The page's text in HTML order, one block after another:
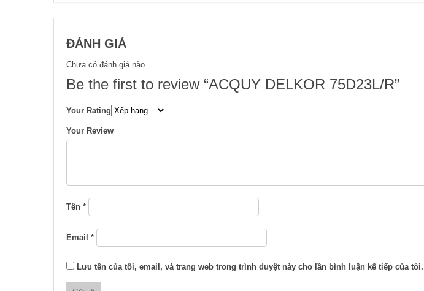
ĐÁNH GIÁ
Chưa có đánh giá nào.
Be the first to review “ACQUY DELKOR 75D23L/R”
Your Rating
Your Review
Tên *
Email *
Lưu tên của tôi, email, và trang web trong trình duyệt này cho lần bình luận kế tiếp của tôi.